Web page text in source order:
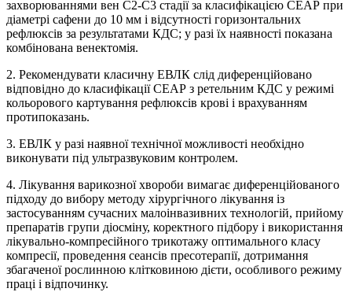
захворюваннями вен С2-С3 стадії за класифікацією СЕАР при
діаметрі сафени до 10 мм і відсутності горизонтальних
рефлюксів за результатами КДС; у разі їх наявності показана
комбінована венектомія.
2. Рекомендувати класичну ЕВЛК слід диференційовано
відповідно до класифікації СЕАР з ретельним КДС у режимі
кольорового картування рефлюксів крові і врахуванням
протипоказань.
3. ЕВЛК у разі наявної технічної можливості необхідно
виконувати під ультразвуковим контролем.
4. Лікування варикозної хвороби вимагає диференційованого
підходу до вибору методу хірургічного лікування із
застосуванням сучасних малоінвазивних технологій, прийому
препаратів групи діосміну, коректного підбору і використання
лікувально-компресійного трикотажу оптимального класу
компресії, проведення сеансів пресотерапії, дотримання
збагаченої рослинною клітковиною дієти, особливого режиму
праці і відпочинку.